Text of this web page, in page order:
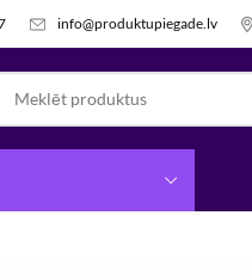
info@produktupiegade.lv